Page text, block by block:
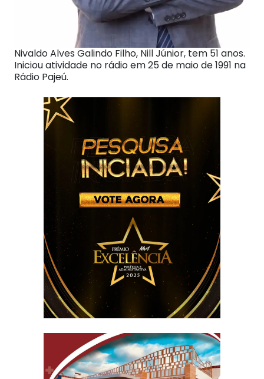
Nivaldo Alves Galindo Filho, Nill Júnior, tem 51 anos.
Iniciou atividade no rádio em 25 de maio de 1991 na
Rádio Pajeú.